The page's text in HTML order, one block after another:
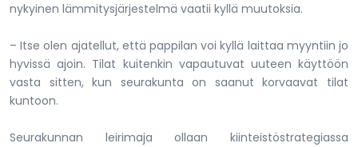
nykyinen lämmitysjärjestelmä vaatii kyllä muutoksia.
– Itse olen ajatellut, että pappilan voi kyllä laittaa myyntiin jo
hyvissä ajoin. Tilat kuitenkin vapautuvat uuteen käyttöön
vasta sitten, kun seurakunta on saanut korvaavat tilat
kuntoon.
Seurakunnan leirimaja ollaan kiinteistöstrategiassa